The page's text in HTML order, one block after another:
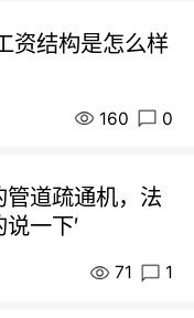
资结构是怎么样
160 0
道疏通机，法
一下′
71 1